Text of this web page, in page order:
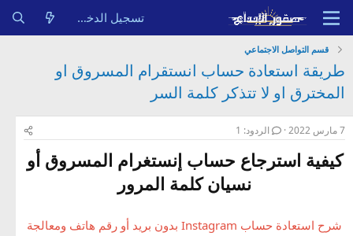
تسجيل الدخول
قسم التواصل الاجتماعي
طريقة استعادة حساب انستقرام المسروق او
المخترق او لا تتذكر كلمة السر
7 مارس 2022 الردود: 1
كيفية استرجاع حساب إنستغرام المسروق أو
نسيان كلمة المرور
شرح استعادة حساب Instagram بدون بريد أو رقم هاتف ومعالجة